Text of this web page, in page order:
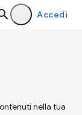
Accedi
nella tua